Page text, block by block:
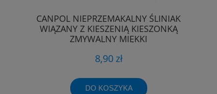
CANPOL NIEPRZEMAKALNY ŚLINIAK
WIĄZANY Z KIESZENIĄ KIESZONKĄ
ZMYWALNY MIĘKKI
8,90 zł
DO KOSZYKA